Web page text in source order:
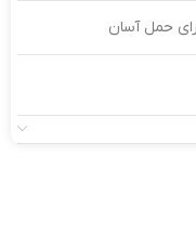
حمل آسان